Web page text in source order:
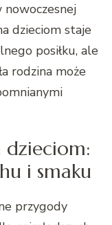
nowoczesnej
dzieciom staje
posiłku, ale
rodzina może
dzieciom:
i smaku
przygody